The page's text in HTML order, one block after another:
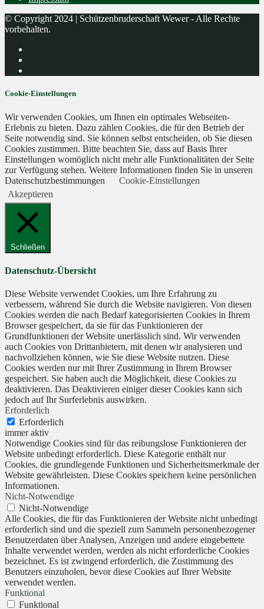
© Copyright 2024 | Schützenbruderschaft Wewer - Alle Rechte
vorbehalten.
Cookie-Einstellungen
Wir verwenden Cookies, um Ihnen ein optimales Webseiten-
Erlebnis zu bieten. Dazu zählen Cookies, die für den Betrieb der
Seite notwendig sind. Sie können selbst entscheiden, ob Sie diesen
Cookies zustimmen. Bitte beachten Sie, dass auf Basis Ihrer
Einstellungen womöglich nicht mehr alle Funktionalitäten der Seite
zur Verfügung stehen. Weitere Informationen finden Sie in unseren
Datenschutzbestimmungen
Cookie-Einstellungen
Akzeptieren
Schließen
Datenschutz-Übersicht
Diese Website verwendet Cookies, um Ihre Erfahrung zu
verbessern, während Sie durch die Website navigieren. Von diesen
Cookies werden die nach Bedarf kategorisierten Cookies in Ihrem
Browser gespeichert, da sie für das Funktionieren der
Grundfunktionen der Website unerlässlich sind. Wir verwenden
auch Cookies von Drittanbietern, mit denen wir analysieren und
nachvollziehen können, wie Sie diese Website nutzen. Diese
Cookies werden nur mit Ihrer Zustimmung in Ihrem Browser
gespeichert. Sie haben auch die Möglichkeit, diese Cookies zu
deaktivieren. Das Deaktivieren einiger dieser Cookies kann sich
jedoch auf Ihr Surferlebnis auswirken.
Erforderlich
Erforderlich
immer aktiv
Notwendige Cookies sind für das reibungslose Funktionieren der
Website unbedingt erforderlich. Diese Kategorie enthält nur
Cookies, die grundlegende Funktionen und Sicherheitsmerkmale der
Website gewährleisten. Diese Cookies speichern keine persönlichen
Informationen.
Nicht-Notwendige
Nicht-Notwendige
Alle Cookies, die für das Funktionieren der Website nicht unbedingt
erforderlich sind und die speziell zum Sammeln personenbezogener
Benutzerdaten über Analysen, Anzeigen und andere eingebettete
Inhalte verwendet werden, werden als nicht erforderliche Cookies
bezeichnet. Es ist zwingend erforderlich, die Zustimmung des
Benutzers einzuholen, bevor diese Cookies auf Ihrer Website
verwendet werden.
Funktional
Funktional